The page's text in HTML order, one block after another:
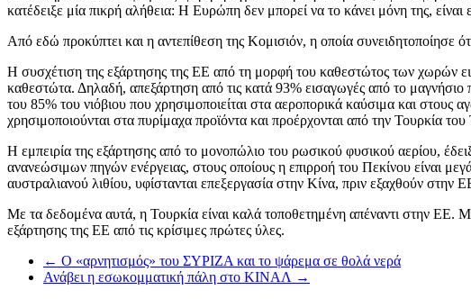
κατέδειξε μία πικρή αλήθεια: Η Ευρώπη δεν μπορεί να το κάνει μόνη της,
Από εδώ προκύπτει και η αντεπίθεση της Κομισιόν, η οποία συνειδητοποίησε
Η συσχέτιση της εξάρτησης της ΕΕ από τη μορφή του καθεστώτος των χωρών
καθεστώτα. Δηλαδή, απεξάρτηση από τις κατά 93% εισαγωγές από το μαγνήσιο
του 85% του νιόβιου που χρησιμοποιείται στα αεροπορικά καύσιμα και
χρησιμοποιούνται στα πυρίμαχα προϊόντα και προέρχονται από την Τουρκία
Η εμπειρία της εξάρτησης από το μονοπώλιο του ρωσικού φυσικού αερίου,
ανανεώσιμων πηγών ενέργειας, στους οποίους η επιρροή του Πεκίνου είναι
αυστραλιανού λιθίου, υφίστανται επεξεργασία στην Κίνα, πριν εξαχθούν στην
Με τα δεδομένα αυτά, η Τουρκία είναι καλά τοποθετημένη απέναντι στην ΕΕ.
εξάρτησης της ΕΕ από τις κρίσιμες πρώτες ύλες.
← Ο «αρνητισμός» του ΣΥΡΙΖΑ και το ψάρεμα σε θολά νερά
Ανάβει η εσωκομματική πάλη στο ΚΙΝΑΛ →